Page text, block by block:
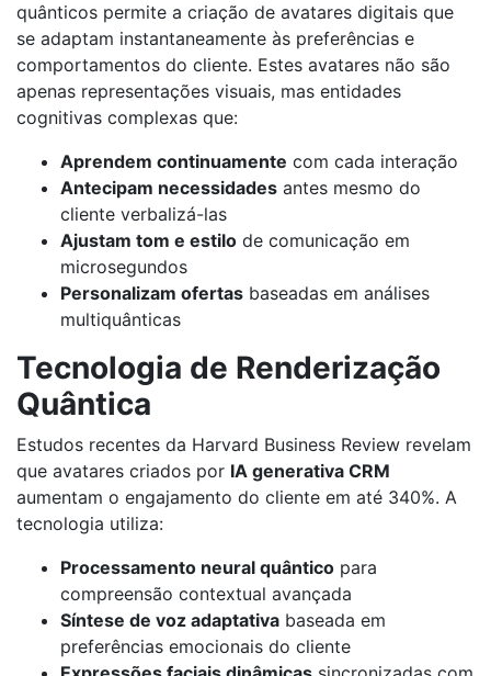
quânticos permite a criação de avatares digitais que
se adaptam instantaneamente às preferências e
comportamentos do cliente. Estes avatares não são
apenas representações visuais, mas entidades
cognitivas complexas que:
Aprendem continuamente com cada interação
Antecipam necessidades antes mesmo do
cliente verbalizá-las
Ajustam tom e estilo de comunicação em
microsegundos
Personalizam ofertas baseadas em análises
multiquânticas
Tecnologia de Renderização
Quântica
Estudos recentes da Harvard Business Review revelam
que avatares criados por IA generativa CRM
aumentam o engajamento do cliente em até 340%. A
tecnologia utiliza:
Processamento neural quântico para
compreensão contextual avançada
Síntese de voz adaptativa baseada em
preferências emocionais do cliente